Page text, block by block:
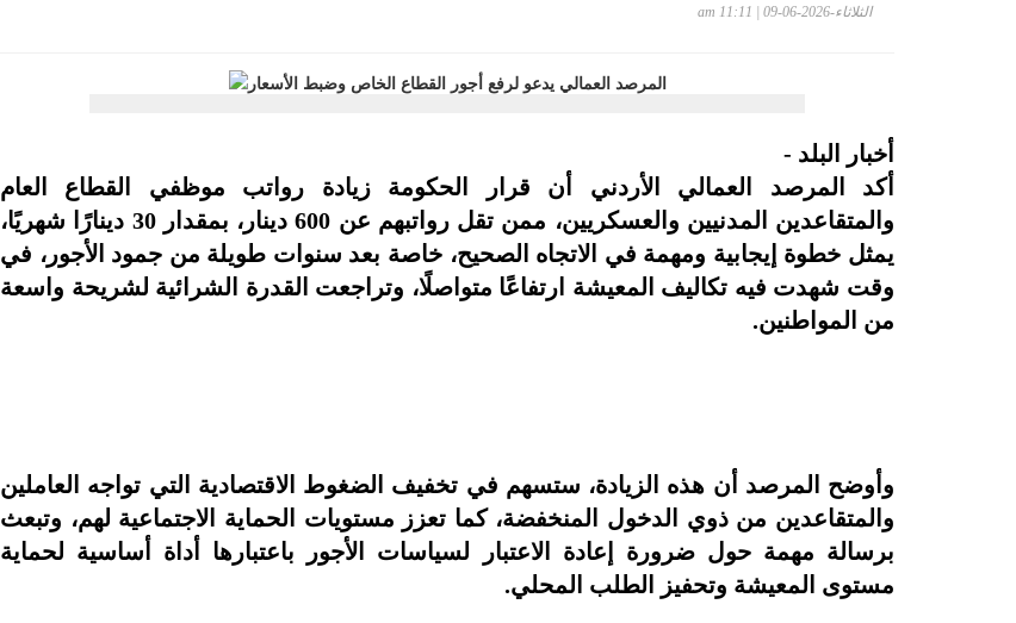
الثلاثاء-2026-06-09 | 11:11 am
أخبار البلد -
أكد المرصد العمالي الأردني أن قرار الحكومة زيادة رواتب موظفي القطاع العام
والمتقاعدين المدنيين والعسكريين، ممن تقل رواتبهم عن 600 دينار، بمقدار 30 دينارًا شهريًا،
يمثل خطوة إيجابية ومهمة في الاتجاه الصحيح، خاصة بعد سنوات طويلة من جمود الأجور، في
وقت شهدت فيه تكاليف المعيشة ارتفاعًا متواصلًا، وتراجعت القدرة الشرائية لشريحة واسعة
من المواطنين.
وأوضح المرصد أن هذه الزيادة، ستسهم في تخفيف الضغوط الاقتصادية التي تواجه العاملين
والمتقاعدين من ذوي الدخول المنخفضة، كما تعزز مستويات الحماية الاجتماعية لهم، وتبعث
برسالة مهمة حول ضرورة إعادة الاعتبار لسياسات الأجور باعتبارها أداة أساسية لحماية
مستوى المعيشة وتحفيز الطلب المحلي.